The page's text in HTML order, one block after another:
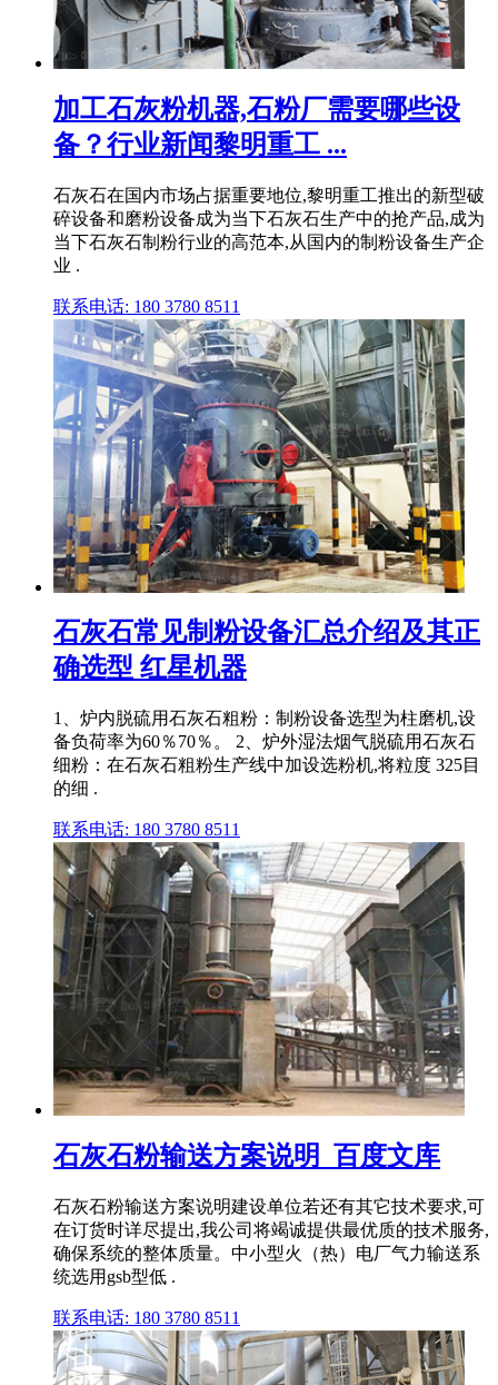
加工石灰粉机器,石粉厂需要哪些设
备？行业新闻黎明重工 ...
石灰石在国内市场占据重要地位,黎明重工推出的新型破
碎设备和磨粉设备成为当下石灰石生产中的抢产品,成为
当下石灰石制粉行业的高范本,从国内的制粉设备生产企
业 .
联系电话: 180 3780 8511
石灰石常见制粉设备汇总介绍及其正
确选型 红星机器
1、炉内脱硫用石灰石粗粉：制粉设备选型为柱磨机,设
备负荷率为60％70％。 2、炉外湿法烟气脱硫用石灰石
细粉：在石灰石粗粉生产线中加设选粉机,将粒度 325目
的细 .
联系电话: 180 3780 8511
石灰石粉输送方案说明_百度文库
石灰石粉输送方案说明建设单位若还有其它技术要求,可
在订货时详尽提出,我公司将竭诚提供最优质的技术服务,
确保系统的整体质量。中小型火（热）电厂气力输送系
统选用gsb型低 .
联系电话: 180 3780 8511